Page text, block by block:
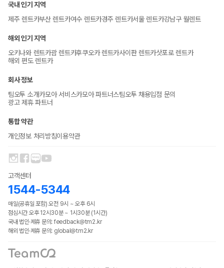
국내 인기 지역
제주 렌트카부산 렌트카여수 렌트카경주 렌트카서울 렌트카강남구 월렌트
해외 인기 지역
오키나와 렌트카괌 렌트카후쿠오카 렌트카사이판 렌트카삿포로 렌트카
해외 편도 렌트카
회사 정보
팀오투 소개카모아 서비스카모아 파트너스팀오투 채용입점 문의
광고 제휴 파트너
통합 약관
개인정보 처리방침이용약관
고객센터
1544-5344
매일(공휴일 포함) 오전 9시 ~ 오후 6시
점심시간 오후 12시30분 ~ 1시30분 (1시간)
국내 법인·제휴 문의: feedback@tm2.kr
해외 법인·제휴 문의: global@tm2.kr